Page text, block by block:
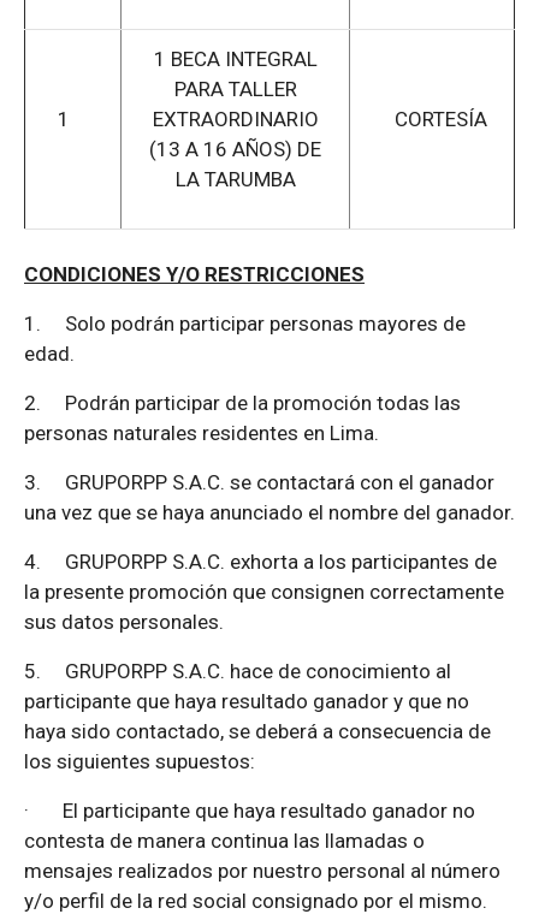
1
1 BECA INTEGRAL
PARA TALLER
EXTRAORDINARIO
(13 A 16 AÑOS) DE
LA TARUMBA
CORTESÍA
CONDICIONES Y/O RESTRICCIONES
1. Solo podrán participar personas mayores de
edad.
2. Podrán participar de la promoción todas las
personas naturales residentes en Lima.
3. GRUPORPP S.A.C. se contactará con el ganador
una vez que se haya anunciado el nombre del ganador.
4. GRUPORPP S.A.C. exhorta a los participantes de
la presente promoción que consignen correctamente
sus datos personales.
5. GRUPORPP S.A.C. hace de conocimiento al
participante que haya resultado ganador y que no
haya sido contactado, se deberá a consecuencia de
los siguientes supuestos:
· El participante que haya resultado ganador no
contesta de manera continua las llamadas o
mensajes realizados por nuestro personal al número
y/o perfil de la red social consignado por el mismo.